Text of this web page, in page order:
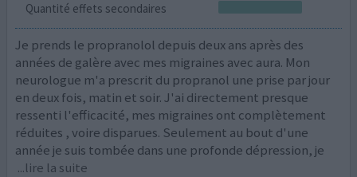
Quantité effets secondaires
Je prends le propranolol depuis deux ans après des
années de galère avec mes migraines avec aura. Mon
neurologue m'a prescrit du propranol une prise par jour
en deux fois, matin et soir. J'ai directement presque
ressenti l'efficacité, mes migraines ont complètement
réduites , voire disparues. Seulement au bout d'une
année je suis tombée dans une profonde dépression, je
...lire la suite